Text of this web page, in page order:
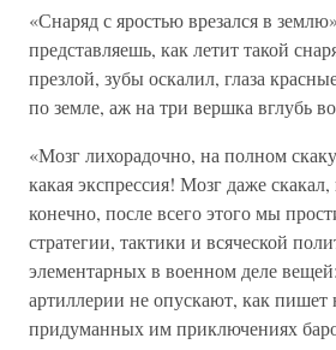
«Снаряд с яростью врезался в
представляешь, как летит такой
презлой, зубы оскалил, глаза
по земле, аж на три вершка вглубь
«Мозг лихорадочно, на полном
какая экспрессия! Мозг даже
конечно, после всего этого мы
стратегии, тактики и всяческой
элементарных в военном деле
артиллерии не опускают, как пишет
придуманных им приключениях